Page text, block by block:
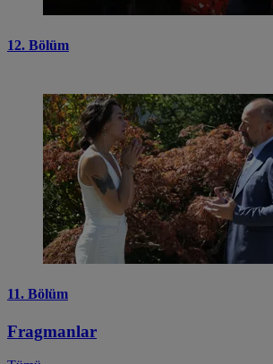
12. Bölüm
11. Bölüm
Fragmanlar